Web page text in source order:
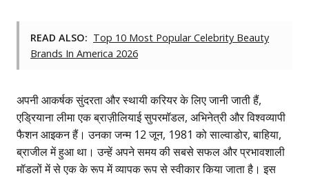
READ ALSO: Top 10 Most Popular Celebrity Beauty
Brands In America 2026
अपनी आकर्षक सुंदरता और स्थायी करियर के लिए जानी जाती हैं,
एड्रियाना लीमा एक ब्राज़ीलियाई सुपरमॉडल, अभिनेत्री और विश्वव्यापी
फैशन आइकन हैं। उनका जन्म 12 जून, 1981 को साल्वाडोर, बाहिया,
ब्राजील में हुआ था। उन्हें अपने समय की सबसे सफल और प्रभावशाली
मॉडलों में से एक के रूप में व्यापक रूप से स्वीकार किया जाता है। इस